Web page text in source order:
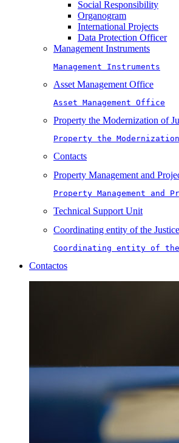
Social Responsibility
Organogram
International Projects
Data Protection Officer
Management Instruments
Management Instruments
Asset Management Office
Asset Management Office
Property the Modernization of
Property the
Contacts
Property Management and
Property Management and
Technical Support Unit
Coordinating entity of the
Coordinating entity of the
Contactos